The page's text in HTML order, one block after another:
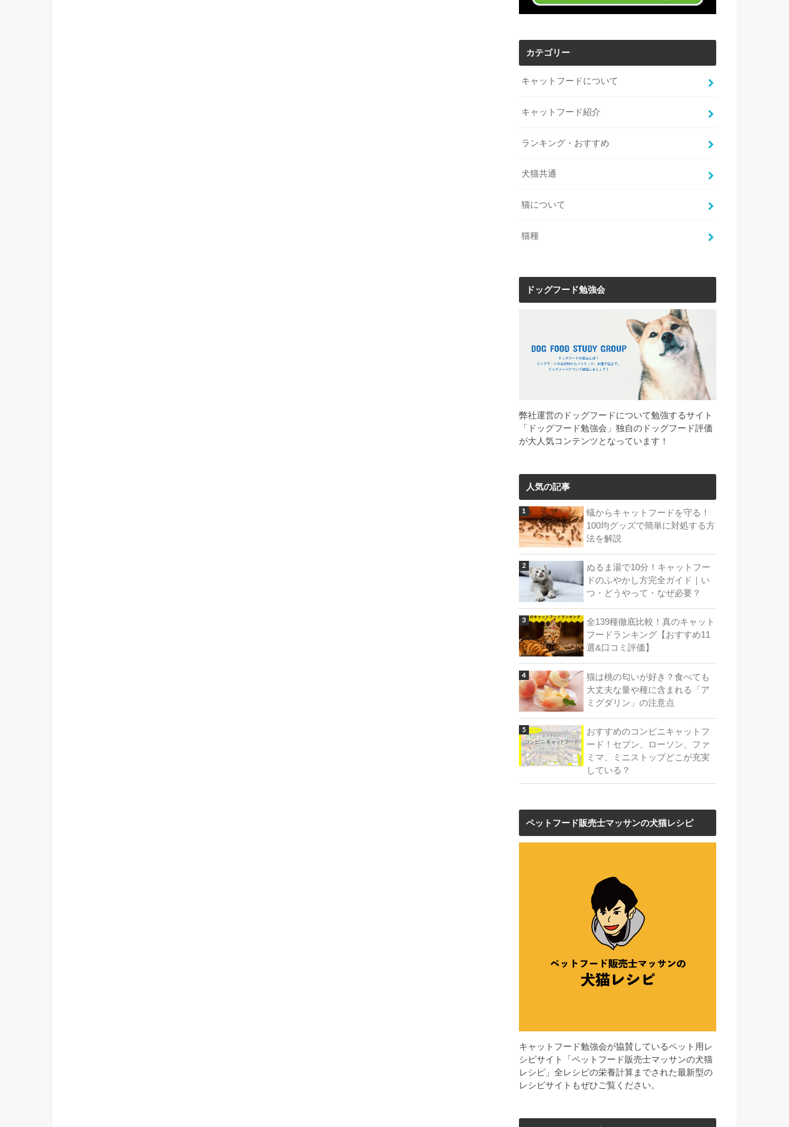
カテゴリー
キャットフードについて
キャットフード紹介
ランキング・おすすめ
犬猫共通
猫について
猫種
ドッグフード勉強会
弊社運営のドッグフードについて勉強するサイト
「ドッグフード勉強会」独自のドッグフード評価
が大人気コンテンツとなっています！
人気の記事
蟻からキャットフードを守る！
100均グッズで簡単に対処する方
法を解説
ぬるま湯で10分！キャットフー
ドのふやかし方完全ガイド｜い
つ・どうやって・なぜ必要？
全139種徹底比較！真のキャット
フードランキング【おすすめ11
選&口コミ評価】
猫は桃の匂いが好き？食べても
大丈夫な量や種に含まれる「ア
ミグダリン」の注意点
おすすめのコンビニキャットフ
ード！セブン、ローソン、ファ
ミマ、ミニストップどこが充実
している？
ペットフード販売士マッサンの犬猫レシピ
キャットフード勉強会が協賛しているペット用レ
シピサイト「ペットフード販売士マッサンの犬猫
レシピ」全レシピの栄養計算までされた最新型の
レシピサイトもぜひご覧ください。